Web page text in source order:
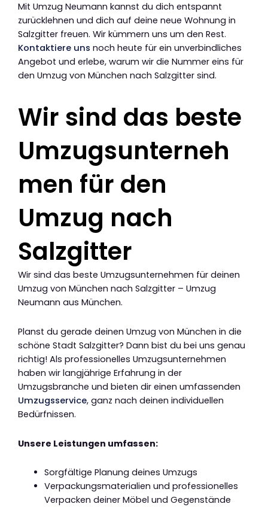
Mit Umzug Neumann kannst du dich entspannt
zurücklehnen und dich auf deine neue Wohnung in
Salzgitter freuen. Wir kümmern uns um den Rest.
Kontaktiere uns noch heute für ein unverbindliches
Angebot und erlebe, warum wir die Nummer eins für
den Umzug von München nach Salzgitter sind.
Wir sind das beste
Umzugsunterneh
men für den
Umzug nach
Salzgitter
Wir sind das beste Umzugsunternehmen für deinen
Umzug von München nach Salzgitter – Umzug
Neumann aus München.
Planst du gerade deinen Umzug von München in die
schöne Stadt Salzgitter? Dann bist du bei uns genau
richtig! Als professionelles Umzugsunternehmen
haben wir langjährige Erfahrung in der
Umzugsbranche und bieten dir einen umfassenden
Umzugsservice, ganz nach deinen individuellen
Bedürfnissen.
Unsere Leistungen umfassen:
Sorgfältige Planung deines Umzugs
Verpackungsmaterialien und professionelles
Verpacken deiner Möbel und Gegenstände